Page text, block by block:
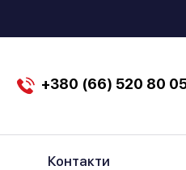
+380 (66) 520 80
Контакти